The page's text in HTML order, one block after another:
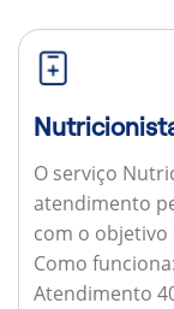
O serviço
atendimento
com o objetivo
Como funciona:
Atendimento